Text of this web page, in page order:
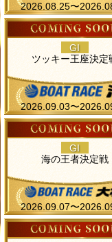
2026.08.25〜
GI
ツッキー王座決定
2026.09.03〜
GI
海の王者決定戦
2026.09.07〜